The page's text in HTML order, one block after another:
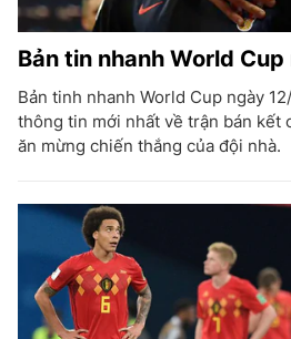
Bản tin nhanh World
Bản tinh nhanh World Cup ngày
thông tin mới nhất về trận bán kết
ăn mừng chiến thắng của đội nhà.